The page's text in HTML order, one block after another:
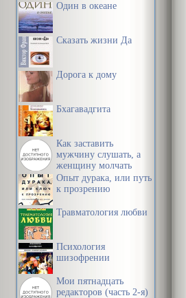
Один в океане
Сказать жизни Да
Дорога к дому
Бхагавадгита
Как заставить
мужчину слушать, а
женщину молчать
Опыт дурака, или путь
к прозрению
Травматология любви
Психология
шизофрении
Мои пятнадцать
редакторов (часть 2-я)